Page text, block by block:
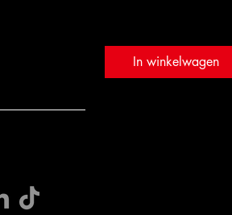
In winkelwagen